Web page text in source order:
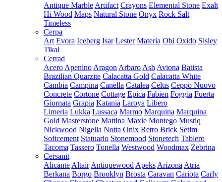
Antique Marble Artifact Crayons Elemental Stone Exalt
Hi Wood Maps Natural Stone Onyx Rock Salt
Timeless
Cerpa
Art Evora Iceberg Isar Lester Materia Obi Oxido Sisley
Tikal
Cerrad
Acero Apenino Aragon Arbaro Ash Aviona Batista
Brazilian Quarzite Calacatta Gold Calacatta White
Cambia Campina Canella Catalea Celtis Ceppo Nuovo
Concrete Cortone Cottage Epica Fabien Foggia Fuerta
Giornata Grapia Katania Laroya Libero
Limeria Lukka Lussaca Marmo Marquina Marquina
Gold Masterstone Mattina Maxie Montego Mustiq
Nickwood Nigella Notta Onix Retro Brick Setim
Softcement Statuario Stonemood Stonetech Tablero
Tacoma Tassero Tonella Westwood Woodmax Zebrina
Cersanit
Alicante Altair Antiquewood Apeks Arizona Atria
Berkana Borgo Brooklyn Brosta Caravan Cariota Carly